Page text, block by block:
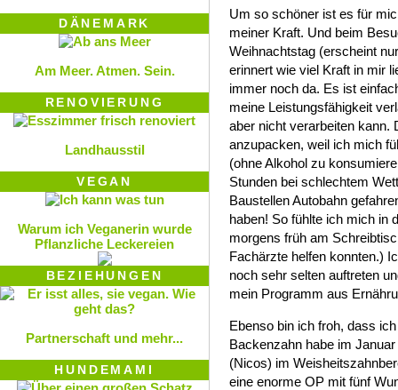
Um so schöner ist es für
meiner Kraft. Und beim
Weihnachtstag (erscheint
erinnert wie viel Kraft in mir
immer noch da. Es ist
meine Leistungsfähigkeit
aber nicht verarbeiten kann.
anzupacken, weil ich mich
(ohne Alkohol zu
Stunden bei schlechtem
Baustellen Autobahn
haben! So fühlte ich mich in
morgens früh am
Fachärzte helfen konnten.)
noch sehr selten auftreten
mein Programm aus
Ebenso bin ich froh, dass
Backenzahn habe im
(Nicos) im
eine enorme OP mit fünf
DÄNEMARK
Am Meer. Atmen. Sein.
RENOVIERUNG
Landhausstil
VEGAN
Warum ich Veganerin wurde
Pflanzliche Leckereien
BEZIEHUNGEN
Partnerschaft und mehr...
HUNDEMAMI